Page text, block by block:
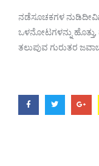
ನಡೆಸೂಚಕಗಳ
ಒಳನೋಟಗಳನ್ನು
ತಲುಪುವ ಗುರುತರ